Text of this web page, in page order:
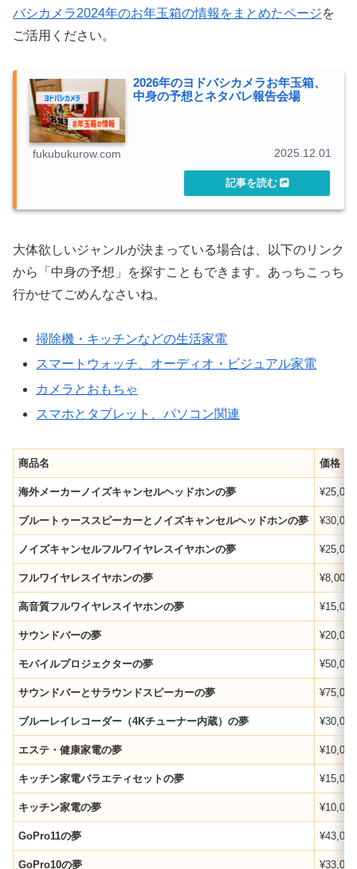
バシカメラ2024年のお年玉箱の情報をまとめたページを
ご活用ください。
2026年のヨドバシカメラお年玉箱、
中身の予想とネタバレ報告会場
fukubukurow.com 2025.12.01
大体欲しいジャンルが決まっている場合は、以下のリンク
から「中身の予想」を探すこともできます。あっちこっち
行かせてごめんなさいね。
掃除機・キッチンなどの生活家電
スマートウォッチ、オーディオ・ビジュアル家電
カメラとおもちゃ
スマホとタブレット、パソコン関連
商品名 価格
海外メーカーノイズキャンセルヘッドホンの夢 ¥25,000
ブルートゥーススピーカーとノイズキャンセルヘッドホンの夢 ¥30,000
ノイズキャンセルフルワイヤレスイヤホンの夢 ¥25,000
フルワイヤレスイヤホンの夢 ¥8,000
高音質フルワイヤレスイヤホンの夢 ¥15,000
サウンドバーの夢 ¥20,000
モバイルプロジェクターの夢 ¥50,000
サウンドバーとサラウンドスピーカーの夢 ¥75,000
ブルーレイレコーダー（4Kチューナー内蔵）の夢 ¥30,000
エステ・健康家電の夢 ¥10,000
キッチン家電バラエティセットの夢 ¥15,000
キッチン家電の夢 ¥10,000
GoPro11の夢 ¥43,000
GoPro10の夢 ¥33,000